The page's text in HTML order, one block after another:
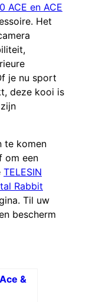
ACE en ACE
Het
je nu sport
deze kooi is
te komen
om een
TELESIN
Rabbit
Til uw
bescherm